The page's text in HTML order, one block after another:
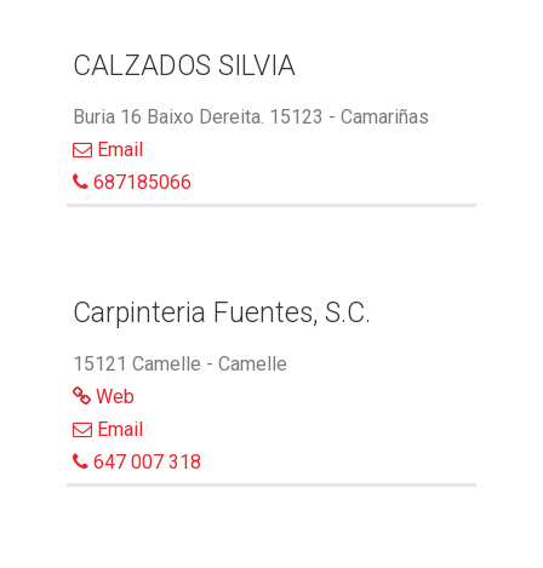
CALZADOS SILVIA
Buria 16 Baixo Dereita. 15123 - Camariñas
Email
687185066
Carpinteria Fuentes, S.C.
15121 Camelle - Camelle
Web
Email
647 007 318